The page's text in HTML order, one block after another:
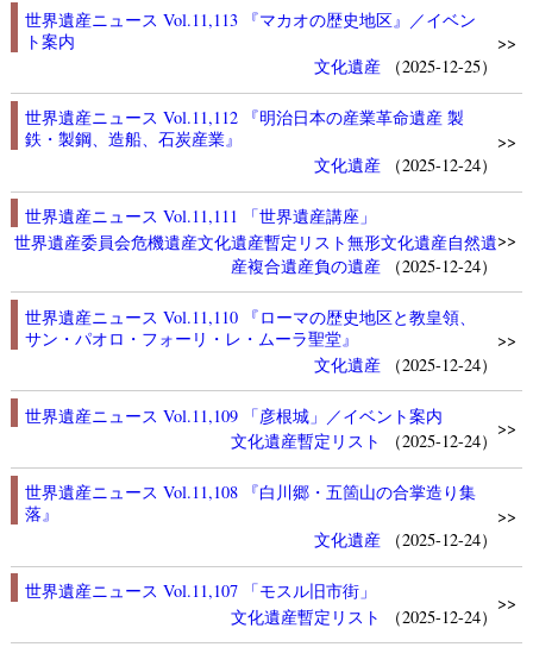
世界遺産ニュース Vol.11,113 『マカオの歴史地区』／イベン
ト案内
文化遺産
（2025-12-25）
>>
世界遺産ニュース Vol.11,112 『明治日本の産業革命遺産 製
鉄・製鋼、造船、石炭産業』
文化遺産
（2025-12-24）
>>
世界遺産ニュース Vol.11,111 「世界遺産講座」
世界遺産委員会危機遺産文化遺産暫定リスト無形文化遺産自然遺
産複合遺産負の遺産 （2025-12-24）
>>
世界遺産ニュース Vol.11,110 『ローマの歴史地区と教皇領、
サン・パオロ・フォーリ・レ・ムーラ聖堂』
文化遺産
（2025-12-24）
>>
世界遺産ニュース Vol.11,109 「彦根城」／イベント案内
文化遺産暫定リスト （2025-12-24）
>>
世界遺産ニュース Vol.11,108 『白川郷・五箇山の合掌造り集
落』
文化遺産
（2025-12-24）
>>
世界遺産ニュース Vol.11,107 「モスル旧市街」
文化遺産暫定リスト （2025-12-24）
>>